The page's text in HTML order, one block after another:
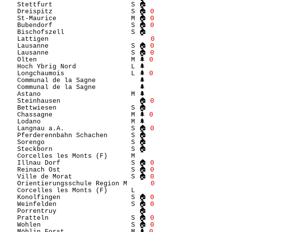
Stettfurt                    S 🏠
Dreispitz                    S 🏠
Θ
St-Maurice                   M 🏠
Θ
Bubendorf                    S 🏠 Θ
Bischofszell                 S 🏠
/ OLG Thun        Lattigen
Θ
Lausanne                     S 🏠
Θ
Lausanne                     S 🏠
Θ
Olten                        M 🌲
Θ
Hoch Ybrig Nord              L 🌲
Longchaumois                 L 🌲
Θ
Communal de la Sagne           🌲
Communal de la Sagne           🌲
Astano                       M 🌲
Steinhausen                    🏠
Θ
Bettwiesen                   S 🏠
Chassagne                    M 🌲
Θ
Lodano                       M 🌲
Langnau a.A.                 S 🏠
Θ
Pferderennbahn Schachen      S 🏠
Sorengo                      S 🏠
Steckborn                    S 🏠
Corcelles les Monts (F)      M
Illnau Dorf                  S 🏠
Θ
Reinach Ost                  S 🏠
Θ
Ville de Morat               S 🏠
Θ
Orientierungsschule Region M
Θ
Corcelles les Monts (F)      L
Konolfingen                  S 🏠
Θ
Weinfelden                   S 🏠
Θ
Porrentruy                     🏠
Pratteln                     S 🏠
Θ
Wohlen                       S 🏠
Θ